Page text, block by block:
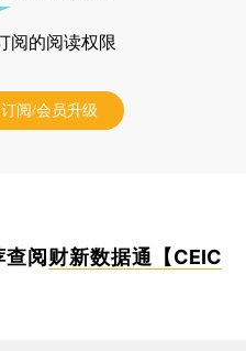
阅的阅读权限
订阅/会员升级
查阅财新数据通【CEIC